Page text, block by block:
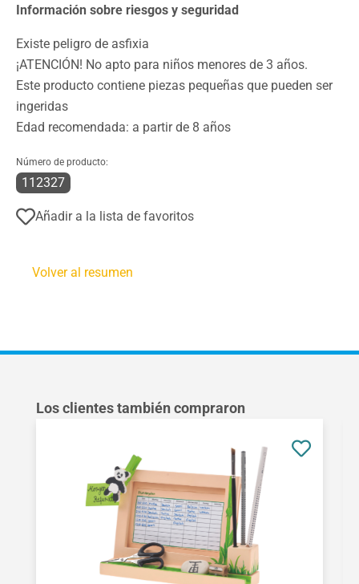
Información sobre riesgos y seguridad
Existe peligro de asfixia
¡ATENCIÓN! No apto para niños menores de 3 años.
Este producto contiene piezas pequeñas que pueden ser
ingeridas
Edad recomendada: a partir de 8 años
Número de producto:
112327
Añadir a la lista de favoritos
Volver al resumen
Omitir la galería de productos
Los clientes también compraron